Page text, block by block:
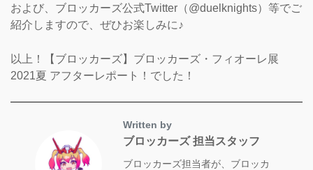
および、ブロッカーズ公式Twitter（@duelknights）等でご
紹介しますので、ぜひお楽しみに♪
以上！【ブロッカーズ】ブロッカーズ・フィオーレ展
2021夏 アフターレポート！でした！
Written by
ブロッカーズ 担当スタッフ
ブロッカーズ担当者が、ブロッカ